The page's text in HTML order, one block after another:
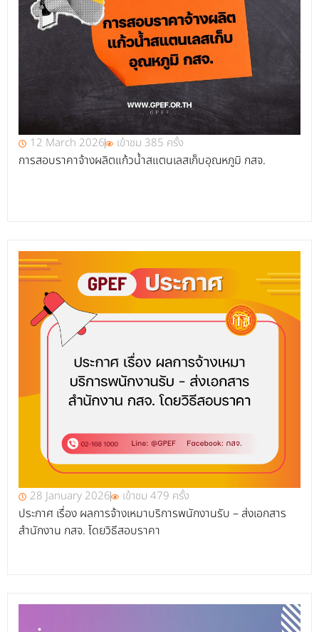
12 March 2026 เข้าชม 385 ครั้ง
การสอบราคาจ้างผลิตแก้วน้ำสแตนเลสเก็บอุณหภูมิ กสจ.
28 January 2026 เข้าชม 479 ครั้ง
ประกาศ เรื่อง ผลการจ้างเหมาบริการพนักงานรับ – ส่งเอกสาร
สำนักงาน กสจ. โดยวิธีสอบราคา